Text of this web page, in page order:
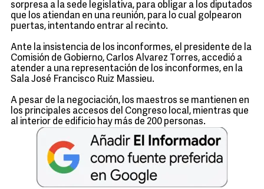
sorpresa a la sede legislativa, para obligar a los diputados
que los atiendan en una reunión, para lo cual golpearon
puertas, intentando entrar al recinto.
Ante la insistencia de los inconformes, el presidente de la
Comisión de Gobierno, Carlos Alvarez Torres, accedió a
atender a una representación de los inconformes, en la
Sala José Francisco Ruiz Massieu.
A pesar de la negociación, los maestros se mantienen en
los principales accesos del Congreso local, mientras que
al interior de edificio hay más de 200 personas.